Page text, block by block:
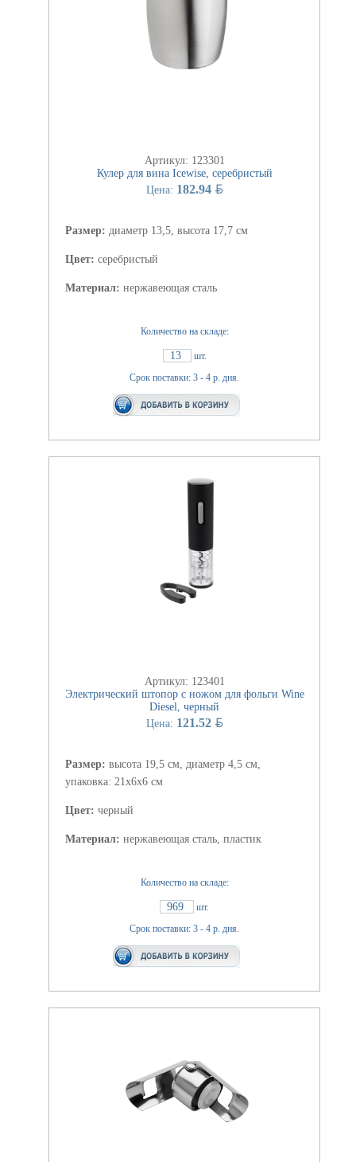
Артикул: 123301
Кулер для вина Icewise, серебристый
Цена: 182.94 BYN
Размер: диаметр 13,5, высота 17,7 см
Цвет: серебристый
Материал: нержавеющая сталь
Количество на складе:
13
шт.
Срок поставки: 3 - 4 р. дня.
Артикул: 123401
Электрический штопор с ножом для фольги Wine
Diesel, черный
Цена: 121.52 BYN
Размер: высота 19,5 см, диаметр 4,5 см,
упаковка: 21х6х6 см
Цвет: черный
Материал: нержавеющая сталь, пластик
Количество на складе:
969
шт.
Срок поставки: 3 - 4 р. дня.